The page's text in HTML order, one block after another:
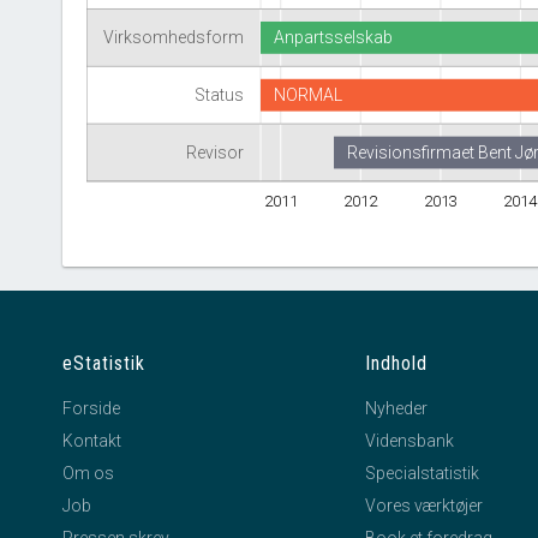
Virksomhedsform
Status
Revisor
2011 2012 2013 2014
Anpartsselskab
NORMAL
Revisionsfirmaet Bent
eStatistik
Forside
Kontakt
Om os
Job
Indhold
Nyheder
Vidensbank
Specialstatistik
Vores værktøjer